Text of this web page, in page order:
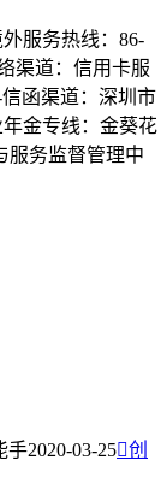
服务热线：86-
渠道：信用卡服
函渠道：深圳市
金专线：金葵花
服务监督管理中
手2020-03-25创